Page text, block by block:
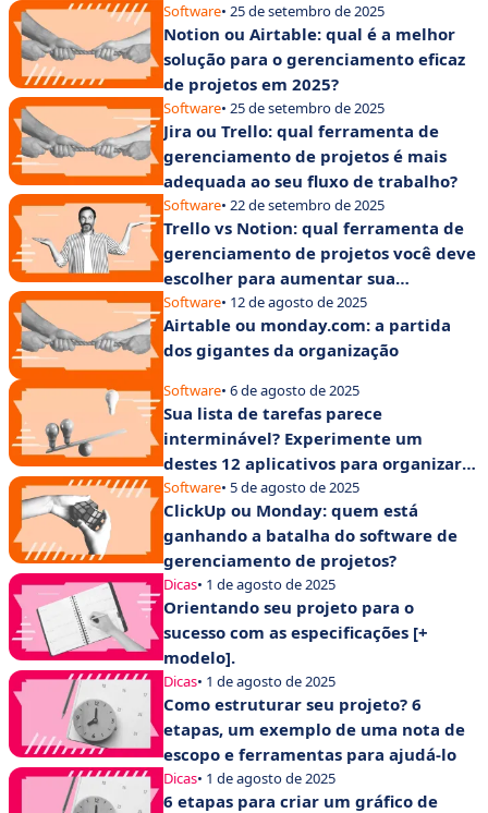
Software• 25 de setembro de 2025
Notion ou Airtable: qual é a melhor
solução para o gerenciamento eficaz
de projetos em 2025?
Software• 25 de setembro de 2025
Jira ou Trello: qual ferramenta de
gerenciamento de projetos é mais
adequada ao seu fluxo de trabalho?
Software• 22 de setembro de 2025
Trello vs Notion: qual ferramenta de
gerenciamento de projetos você deve
escolher para aumentar sua
produtividade?
Software• 12 de agosto de 2025
Airtable ou monday.com: a partida
dos gigantes da organização
Software• 6 de agosto de 2025
Sua lista de tarefas parece
interminável? Experimente um
destes 12 aplicativos para organizar
suas tarefas
Software• 5 de agosto de 2025
ClickUp ou Monday: quem está
ganhando a batalha do software de
gerenciamento de projetos?
Dicas• 1 de agosto de 2025
Orientando seu projeto para o
sucesso com as especificações [+
modelo].
Dicas• 1 de agosto de 2025
Como estruturar seu projeto? 6
etapas, um exemplo de uma nota de
escopo e ferramentas para ajudá-lo
Dicas• 1 de agosto de 2025
6 etapas para criar um gráfico de